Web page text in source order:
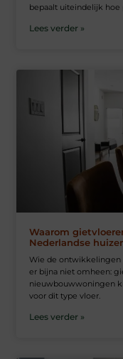
bepaalt uiteindelijk
Lees verder »
Waarom
Nederlandse
Wie de ontwikkelingen
er bijna niet omheen:
nieuwbouwwoningen
voor dit type vloer.
Lees verder »